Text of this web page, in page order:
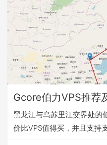
Gcore伯力VPS推荐
黑龙江与乌苏里江交界处的
价比VPS值得买，并且支持